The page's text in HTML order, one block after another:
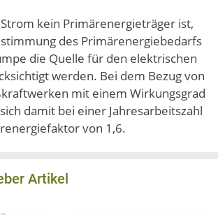
kein Primärenergieträger ist,
des Primärenergiebedarfs
die Quelle für den elektrischen
werden. Bei dem Bezug von
mit einem Wirkungsgrad
damit bei einer Jahresarbeitszahl
von 1,6.
Artikel